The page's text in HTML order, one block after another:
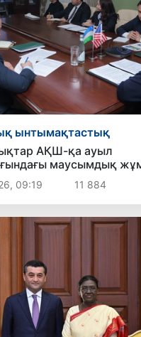
ынтымақтастық
АҚШ-қа ауыл
маусымдық
09:19 11 884